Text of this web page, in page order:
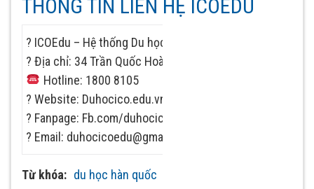
THÔNG TIN LIÊN HỆ ICOEDU
? ICOEdu – Hệ thống Du học số 1 Việt Nam ?
? Địa chỉ: 34 Trần Quốc Hoàn, Cầu Giấy, Hà Nội
Hotline: 1800 8105
? Website: Duhocico.edu.vn
? Fanpage: Fb.com/duhocico.edu.vn
? Email: duhocicoedu@gmail.com
Từ khóa: du học hàn quốc